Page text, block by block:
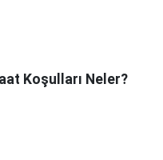
Koşulları Neler?